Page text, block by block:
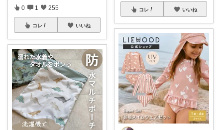
0 1 255
コレ いいね
コレ いいね